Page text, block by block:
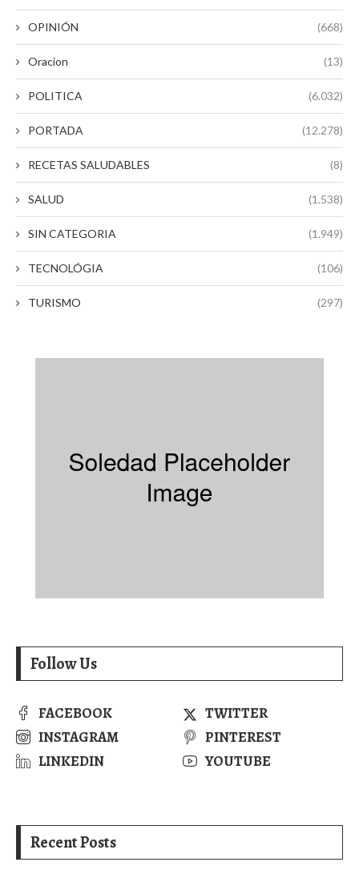
OPINIÓN (668)
Oracion (13)
POLITICA (6.032)
PORTADA (12.278)
RECETAS SALUDABLES (8)
SALUD (1.538)
SIN CATEGORIA (1.949)
TECNOLÓGIA (106)
TURISMO (297)
Follow Us
FACEBOOK
TWITTER
INSTAGRAM
PINTEREST
LINKEDIN
YOUTUBE
Recent Posts